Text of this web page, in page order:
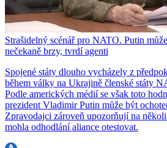
Strašidelný scénář pro NATO. Putin
nečekaně brzy, tvrdí agenti
Spojené státy dlouho vycházely z
během války na Ukrajině členské státy
Podle amerických médií se však toto
prezident Vladimir Putin může být
Zpravodajci zároveň upozorňují na
mohla odhodlání aliance otestovat.